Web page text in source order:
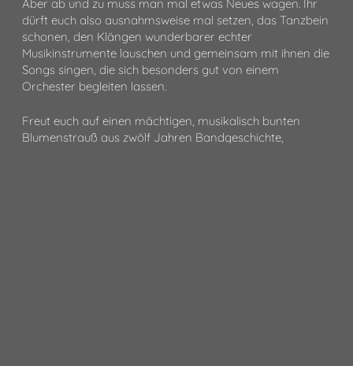
Aber ab und zu muss man mal etwas Neues wagen. Ihr
dürft euch also ausnahmsweise mal setzen, das Tanzbein
schonen, den Klängen wunderbarer echter
Musikinstrumente lauschen und gemeinsam mit ihnen die
Songs singen, die sich besonders gut von einem
Orchester begleiten lassen.
Freut euch auf einen mächtigen, musikalisch bunten
Blumenstrauß aus zwölf Jahren Bandgeschichte,